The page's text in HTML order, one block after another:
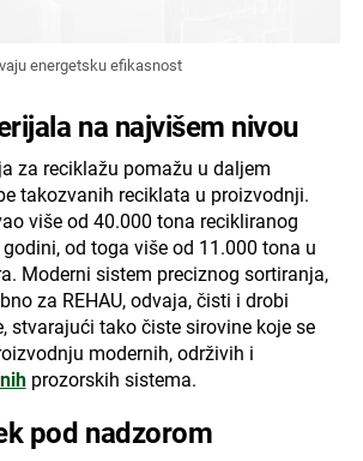
energetsku efikasnost
na najvišem nivou
za reciklažu pomažu u daljem
takozvanih reciklata u proizvodnji.
više od 40.000 tona recikliranog
od toga više od 11.000 tona u
Moderni sistem preciznog sortiranja,
za REHAU, odvaja, čisti i drobi
stvarajući tako čiste sirovine koje se
modernih, održivih i
prozorskih sistema.
pod nadzorom